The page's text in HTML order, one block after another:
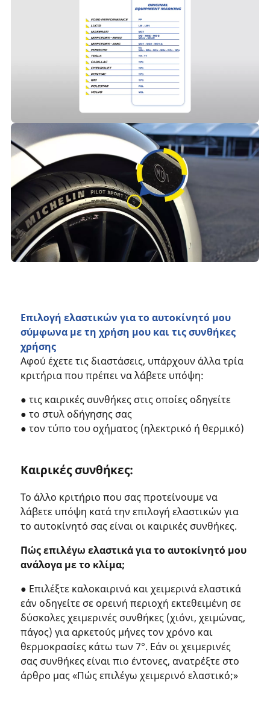
Επιλογή ελαστικών για το αυτοκίνητό μου
σύμφωνα με τη χρήση μου και τις συνθήκες
χρήσης
Αφού έχετε τις διαστάσεις, υπάρχουν άλλα τρία
κριτήρια που πρέπει να λάβετε υπόψη:
● τις καιρικές συνθήκες στις οποίες οδηγείτε
● το στυλ οδήγησης σας
● τον τύπο του οχήματος (ηλεκτρικό ή θερμικό)
Καιρικές συνθήκες:
Το άλλο κριτήριο που σας προτείνουμε να
λάβετε υπόψη κατά την επιλογή ελαστικών για
το αυτοκίνητό σας είναι οι καιρικές συνθήκες.
Πώς επιλέγω ελαστικά για το αυτοκίνητό μου
ανάλογα με το κλίμα;
● Επιλέξτε καλοκαιρινά και χειμερινά ελαστικά
εάν οδηγείτε σε ορεινή περιοχή εκτεθειμένη σε
δύσκολες χειμερινές συνθήκες (χιόνι, χειμώνας,
πάγος) για αρκετούς μήνες τον χρόνο και
θερμοκρασίες κάτω των 7°. Εάν οι χειμερινές
σας συνθήκες είναι πιο έντονες, ανατρέξτε στο
άρθρο μας «Πώς επιλέγω χειμερινό ελαστικό;»